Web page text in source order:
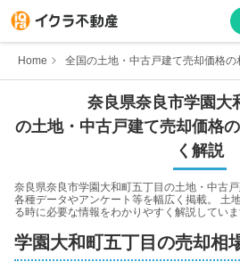
はじめての方へ
不動産会社を探す
Home 全国の土地・中古戸建て売却価格の
奈良県奈良市学園大
の土地・中古戸建て売却価格
く解説
奈良県奈良市学園大和町五丁目 の土地・中古
各種データやアンケート等を幅広く掲載。 土
る時に必要な情報をわかりやすく解説していま
学園大和町五丁目 の売却相